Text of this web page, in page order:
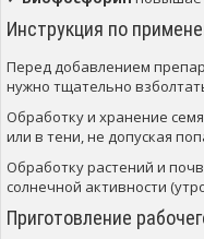
Инструкция по
Перед добавлением
нужно тщательно
Обработку и хранение
или в тени, не допуская
Обработку растений и
солнечной активности
Приготовление